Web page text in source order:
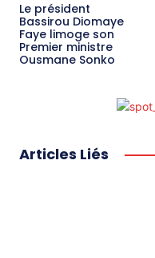
Le président
Bassirou Diomaye
Faye limoge son
Premier ministre
Ousmane Sonko
Articles Liés